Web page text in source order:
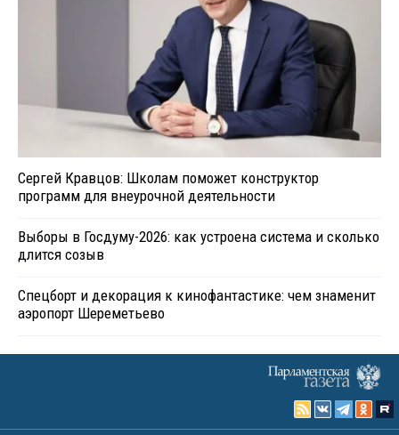
Сергей Кравцов: Школам поможет конструктор
программ для внеурочной деятельности
Выборы в Госдуму-2026: как устроена система и сколько
длится созыв
Спецборт и декорация к кинофантастике: чем знаменит
аэропорт Шереметьево